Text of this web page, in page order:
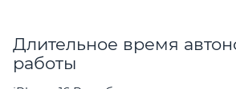
Длительное время
работы